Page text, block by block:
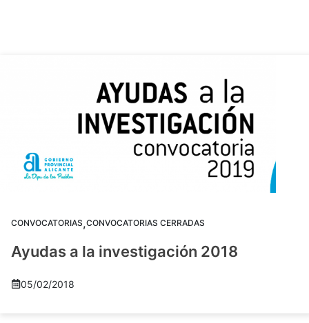
CONVOCATORIAS,CONVOCATORIAS CERRADAS
Ayudas a la investigación 2018
05/02/2018